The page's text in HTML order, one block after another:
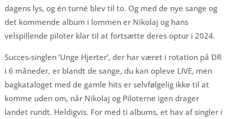
dagens lys, og én turné blev til to. Og med de nye sange og
det kommende album i lommen er Nikolaj og hans
velspillende piloter klar til at fortsætte deres optur i 2024.
Succes-singlen ’Unge Hjerter’, der har været i rotation på DR
i 6 måneder, er blandt de sange, du kan opleve LIVE, men
bagkataloget med de gamle hits er selvfølgelig ikke til at
komme uden om, når Nikolaj og Piloterne igen drager
landet rundt. Heldigvis. For med ti albums, et hav af singler i